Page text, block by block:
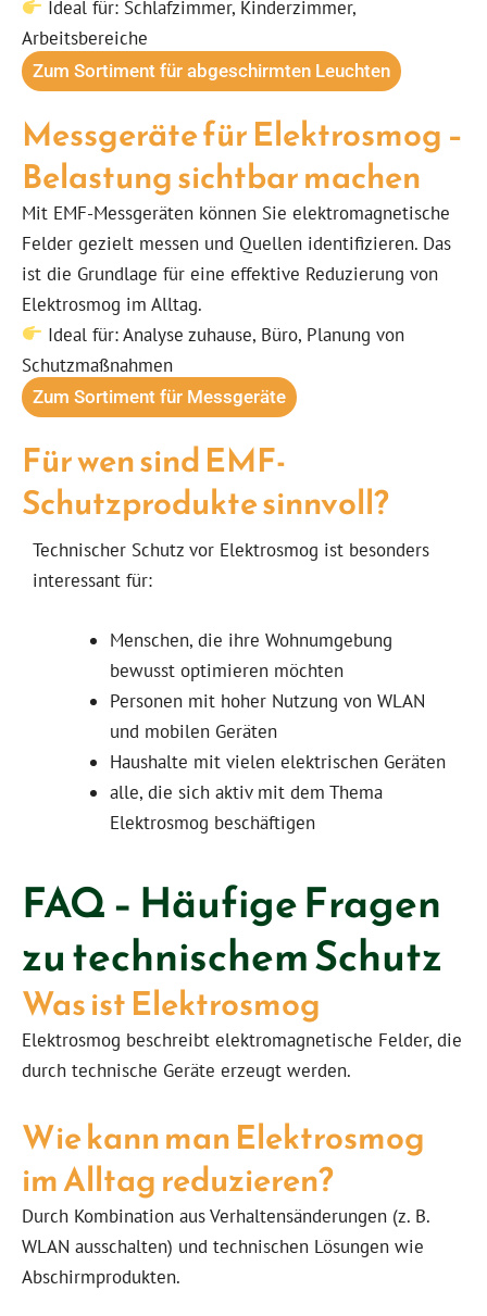
Ideal für: Schlafzimmer, Kinderzimmer,
Arbeitsbereiche
Zum Sortiment für abgeschirmten Leuchten
Messgeräte für Elektrosmog –
Belastung sichtbar machen
Mit EMF-Messgeräten können Sie elektromagnetische
Felder gezielt messen und Quellen identifizieren. Das
ist die Grundlage für eine effektive Reduzierung von
Elektrosmog im Alltag.
Ideal für: Analyse zuhause, Büro, Planung von
Schutzmaßnahmen
Zum Sortiment für Messgeräte
Für wen sind EMF-
Schutzprodukte sinnvoll?
Technischer Schutz vor Elektrosmog ist besonders
interessant für:
Menschen, die ihre Wohnumgebung
bewusst optimieren möchten
Personen mit hoher Nutzung von WLAN
und mobilen Geräten
Haushalte mit vielen elektrischen Geräten
alle, die sich aktiv mit dem Thema
Elektrosmog beschäftigen
FAQ – Häufige Fragen
zu technischem Schutz
Was ist Elektrosmog
Elektrosmog beschreibt elektromagnetische Felder, die
durch technische Geräte erzeugt werden.
Wie kann man Elektrosmog
im Alltag reduzieren?
Durch Kombination aus Verhaltensänderungen (z. B.
WLAN ausschalten) und technischen Lösungen wie
Abschirmprodukten.